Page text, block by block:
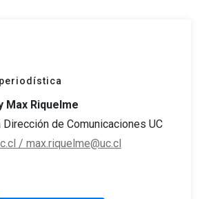
Max Riquelme
de Comunicaciones UC
/ max.riquelme@uc.cl